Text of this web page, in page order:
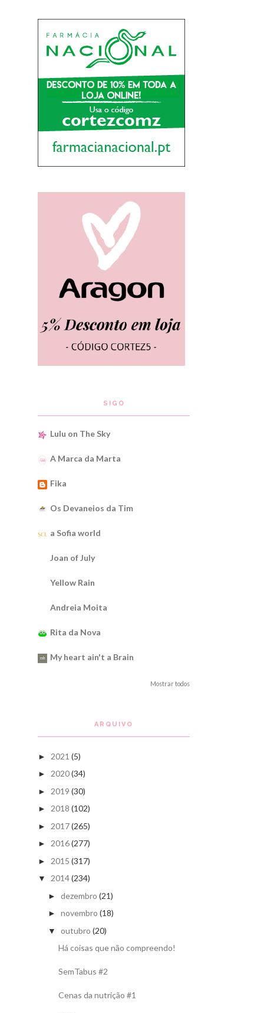
SIGO
Lulu on The Sky
A Marca da Marta
Fika
Os Devaneios da Tim
a Sofia world
Joan of July
Yellow Rain
Andreia Moita
Rita da Nova
My heart ain't a Brain
Mostrar todos
ARQUIVO
► 2021 (5)
► 2020(34)
► 2019 (30)
► 2018 (102)
► 2017(265)
► 2016(277)
► 2015 (317)
▼ 2014(234)
► dezembro (21)
► novembro (18)
▼ outubro (20)
Há coisas que não compreendo!
SemTabus #2
Cenas da nutrição #1